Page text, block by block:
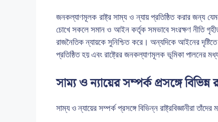
জনকল্যাণমূলক রাষ্ট্র সাম্য ও ন্যায় প্রতিষ্ঠিত করার
চোখে সকলে সমান ও আইন কর্তৃক সমভাবে সংরক্ষণ নীতি
রাজনৈতিক ন্যায়কে সুনিশ্চিত করে। অন্যদিকে আইনের দৃষ্টিতে
প্রতিষ্ঠিত হয় এবং রাষ্ট্রের জনকল্যাণমূলক ভূমিকা পালনের
সাম্য ও ন্যায়ের সম্পর্ক প্রসঙ্গে বিভিন্ন
সাম্য ও ন্যায়ের সম্পর্ক প্রসঙ্গে বিভিন্ন রাষ্ট্রবিজ্ঞানীরা